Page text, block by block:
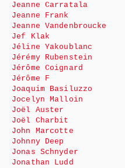
Jeanne Carratala
Jeanne Frank
Jeanne Vandenbroucke
Jef Klak
Jéline Yakoublanc
Jérémy Rubenstein
Jérôme Coignard
Jérôme F
Joaquim Basiluzzo
Jocelyn Malloin
Joël Auster
Joël Charbit
John Marcotte
Johnny Deep
Jonas Schnyder
Jonathan Ludd